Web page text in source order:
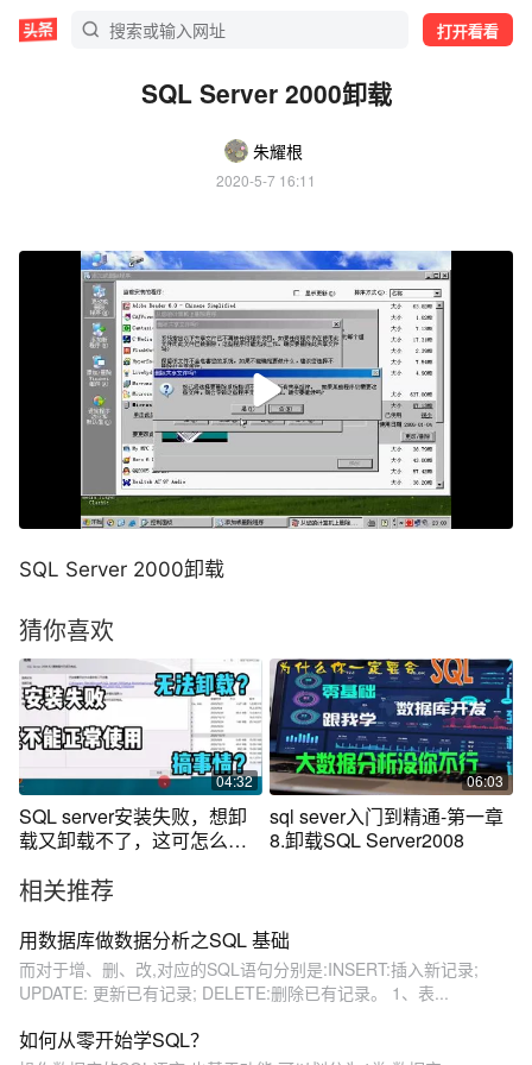
打开看看
SQL Server 2000卸载
朱耀根
2020-5-7 16:11
SQL Server 2000卸载
猜你喜欢
04:32
SQL server安装失败，想卸
载又卸载不了，这可怎么办
06:03
sql sever入门到精通-第一章
8.卸载SQL Server2008
相关推荐
用数据库做数据分析之SQL 基础
而对于增、删、改,对应的SQL语句分别是:INSERT:插入新记录;
UPDATE: 更新已有记录; DELETE:删除已有记录。 1、表...
如何从零开始学SQL？